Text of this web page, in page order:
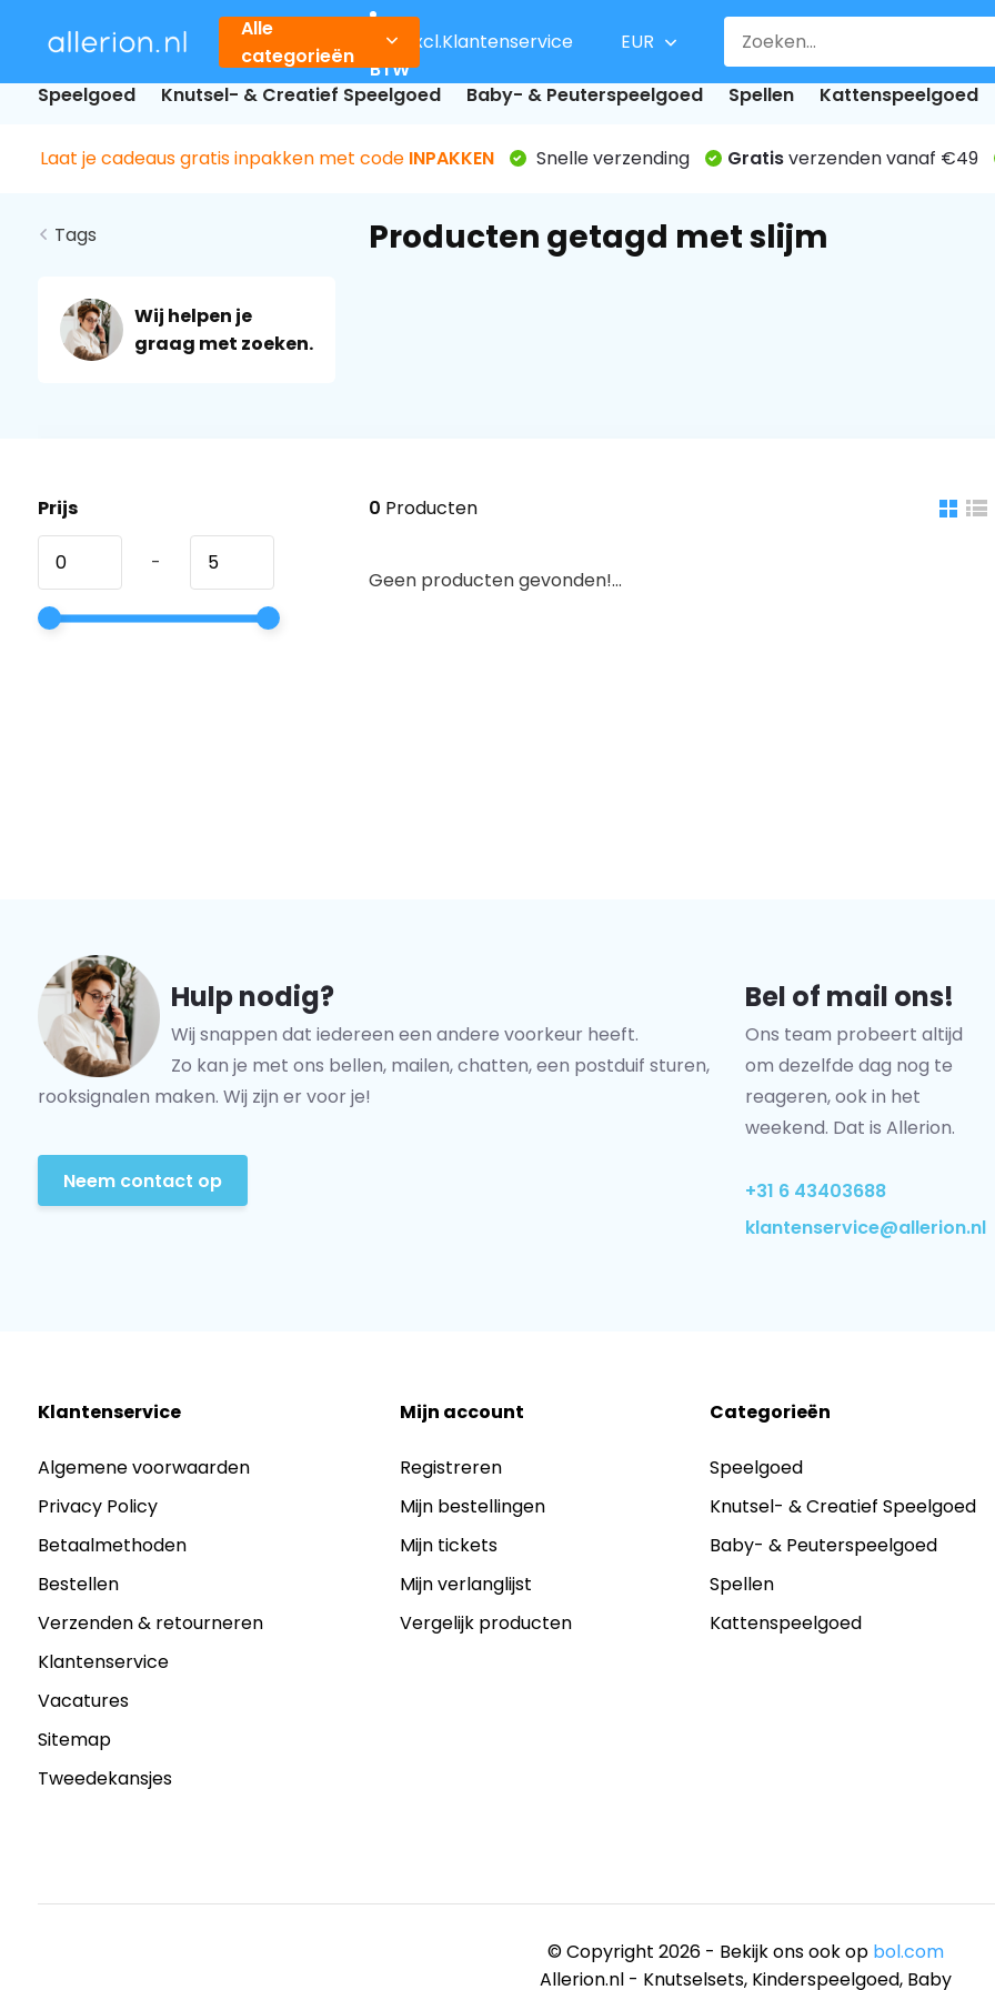
Alle
categorieën
Incl.
Excl.
BTW
Klantenservice EUR
Speelgoed Knutsel- & Creatief Speelgoed Baby- & Peuterspeelgoed Spellen Kattenspeelgoed
Laat je cadeaus gratis inpakken met code INPAKKEN Snelle verzending Gratisverzenden vanaf €49
Tags
Wij helpen je
graag met zoeken.
Producten getagd met slijm
Prijs
-
0 Producten
Geen producten gevonden!...
Hulp nodig?
Wij snappen dat iedereen een andere voorkeur heeft.
Zo kan je met ons bellen, mailen, chatten, een postduif sturen,
rooksignalen maken. Wij zijn er voor je!
Neem contact op
Bel of mail ons!
Ons team probeert altijd
om dezelfde dag nog te
reageren, ook in het
weekend. Dat is Allerion.
+31 6 43403688
klantenservice@allerion.nl
Klantenservice
Algemene voorwaarden
Privacy Policy
Betaalmethoden
Bestellen
Verzenden & retourneren
Klantenservice
Vacatures
Sitemap
Tweedekansjes
Mijn account
Registreren
Mijn bestellingen
Mijn tickets
Mijn verlanglijst
Vergelijk producten
Categorieën
Speelgoed
Knutsel- & Creatief Speelgoed
Baby- & Peuterspeelgoed
Spellen
Kattenspeelgoed
© Copyright 2026 - Bekijk ons ook op bol.com
Allerion.nl - Knutselsets, Kinderspeelgoed, Baby